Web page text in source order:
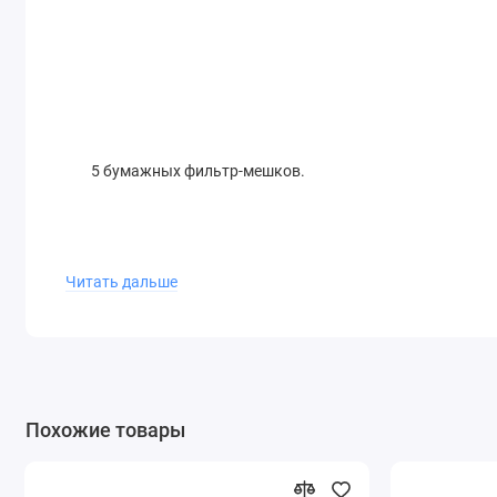
5 бумажных фильтр-мешков.
Читать дальше
Похожие товары